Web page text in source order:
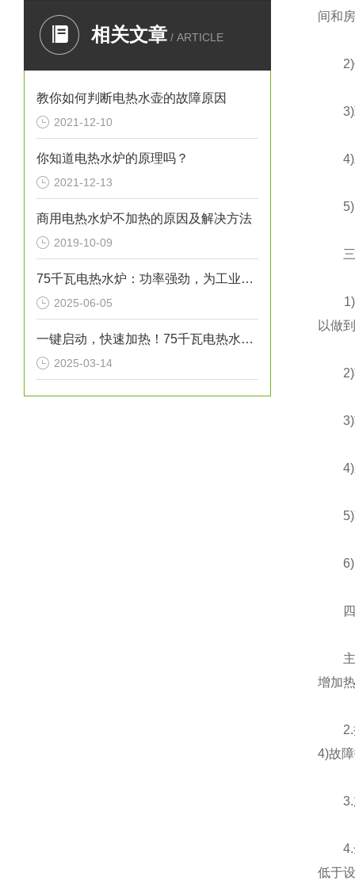
相关文章 / ARTICLE
教你如何判断电热水壶的故障原因
2021-12-10
你知道电热水炉的原理吗？
2021-12-13
商用电热水炉不加热的原因及解决方法
2019-10-09
75千瓦电热水炉：功率强劲，为工业生产提供稳定热水源！
2025-06-05
一键启动，快速加热！75千瓦电热水炉打造高效热水解决方案！
2025-03-14
间和
2)健
3)理
4)工
5)美
三
1)容
以做
2)功
3)功
4)发
5)蒸
6)1
四、
主机
增加
2.控
4)故
3.加
4.全
低于